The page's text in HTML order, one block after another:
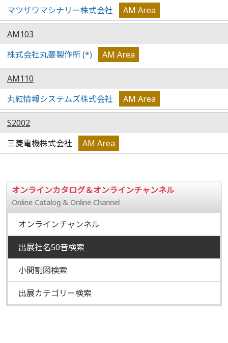
マツザワマシナリー株式会社
AM Area
AM103
株式会社丸菱製作所 (*)
AM Area
AM110
丸紅情報システムズ株式会社
AM Area
S2002
三菱電機株式会社
AM Area
オンラインカタログ＆オンラインチャンネル
Online Catalog & Online Channel
オンラインチャンネル
出展社名50音検索
小間割図検索
出展カテゴリー検索